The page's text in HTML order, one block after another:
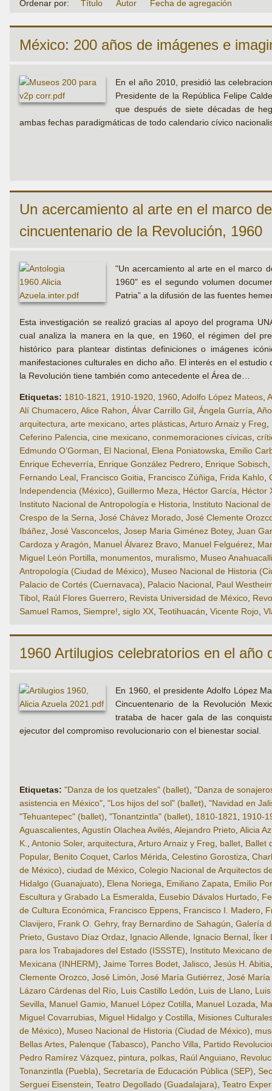
Ordenar por: Título Autor Fecha de agregación
México: 200 años de imágenes e
En el año 2010, presidió las
Presidente de la República Felipe
que después de siete décadas de
ambas fechas paradigmáticas de todo calendario cívico
Un acercamiento al arte en el marco
cincuentenario de la Revolución, 1960
"Un acercamiento al arte en el marco
1960" es el segundo volumen
Patria” a la difusión de las fuentes
Esta investigación se realizó gracias al apoyo del programa
cual analiza la manera en la que, en 1960, el régimen del
histórico para plantear distintas definiciones o imágenes
manifestaciones culturales en dicho año. El interés en el
la Revolución tiene también como antecedente el Área de…
Etiquetas: 1810-1821, 1910-1920, 1960, Adolfo López Mateos,
Alí Chumacero, Alice Rahon, Álvar Carrillo Gil, Ángela Gurría,
arquitectura, arte mexicano, artes plásticas, Arturo Arnaiz y Freg,
Ceferino Palencia, cine mexicano, conmemoraciones cívicas,
Edmundo O’Gorman, El Nacional, Elena Poniatowska, Emilio
Enrique Echeverría, Enrique González Pedrero, Enrique Sobisch,
Fernando Leal, Francisco Goitia, Francisco Zúñiga, Frida Kahlo,
Independencia (México), Guillermo Meza, Héctor García, Héctor
Instituto Nacional de Antropología e Historia, Instituto Nacional
Crespo de la Serna, José Chávez Morado, José Clemente
Ibáñez, José Vasconcelos, Josep Maria Giménez Botey, Juan
Cardoza y Aragón, Manuel Álvarez Bravo, Manuel Felguérez,
Miguel León Portilla, monumentos, muralismo, Museo
Antropología (Ciudad de México), Museo Nacional de Historia
Palacio de Cortés (Cuernavaca), Palacio Nacional, Paul
Tibol, Raúl Flores Guerrero, Revista Universidad de México,
Samuel Ramos, Siempre!, siglo XX, Teotihuacán, Vicente Rojo,
1960 Artilugios celebratorios en el año
En 1960, el presidente Adolfo López
Cincuentenario de la Revolución
trataba de hacer gala de las
ejecutor del compromiso revolucionario con el bienestar social.
Etiquetas: "Danza de los quetzales" (ballet) "Danza de
asistencia en México" "Los hijos del sol" (ballet) "Navidad en
"Tehuantepec" (ballet) "Tonantzintla" (ballet) 1810-1821
1910-
Aguascalientes Agustín Olachea Avilés Alejandro Prieto Alicia
K.
Antonio Soler, arquitectura Arturo Arnaiz y Freg ballet Ballet
Popular, Benito Coquet Carlos Mérida Celestino Gorostiza
de México) ciudad de México Colegio Nacional de Arquitectos
Hidalgo (Guanajuato)
Elena Noriega Emiliano Zapata
Emilio
Escultura y Grabado La Esmeralda
Eusebio Dávalos Hurtado
de Cultura Económica
Francisco Eppens Francisco I. Madero
Clavijero Frank O. Gehry, fray Bernardino de Sahagún Galería
Prieto Gustavo Díaz Ordaz Ignacio Allende Ignacio Bernal Íker
para los Trabajadores del Estado (ISSSTE)
Instituto Mexicano
Mexicana (INHERM) Jaime Torres Bodet Jalisco Jesús H. Abitia
Clemente Orozco José Limón José María Gutiérrez José María
Lázaro Cárdenas del Río Luis Castillo Ledón Luis de Llano
Sevilla
Manuel Gamio Manuel López Cotilla Manuel Lozada
Miguel Covarrubias Miguel Hidalgo y Costilla
Misiones
de México)
Museo Nacional de Historia (Ciudad de México)
Bellas Artes Palenque (Tabasco) Pancho Villa
Partido
Pedro Ramírez Vázquez pintura polkas Raúl Anguiano
Tonanzintla (Puebla) Secretaría de Educación Pública (SEP)
Serguei Eisenstein Teatro Degollado (Guadalajara) Teatro